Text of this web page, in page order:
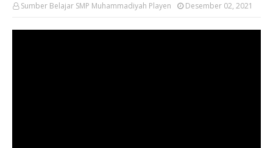
Sumber Belajar SMP Muhammadiyah Playen Desember 02, 2021